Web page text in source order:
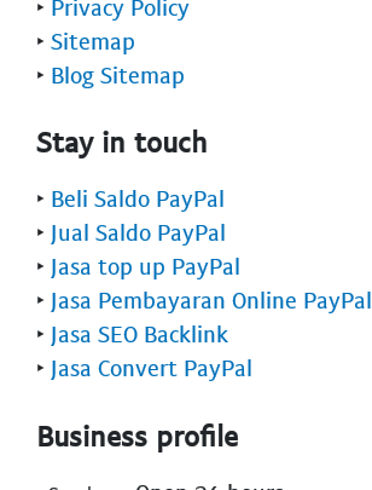
‣ Privacy Policy
‣ Sitemap
‣ Blog Sitemap
Stay in touch
‣ Beli Saldo PayPal
‣ Jual Saldo PayPal
‣ Jasa top up PayPal
‣ Jasa Pembayaran Online PayPal
‣ Jasa SEO Backlink
‣ Jasa Convert PayPal
Business profile